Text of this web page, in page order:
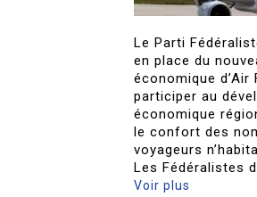
Le Parti
en place du
économique d’Air
participer au
économique
le confort des
voyageurs
Les Fédéralistes
Voir plus